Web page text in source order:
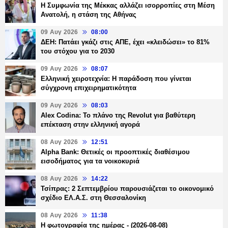
Η Συμφωνία της Μέκκας αλλάζει ισορροπίες στη Μέση
Ανατολή, η στάση της Αθήνας
09 Αυγ 2026 08:00
ΔΕΗ: Πατάει γκάζι στις ΑΠΕ, έχει «κλειδώσει» το 81%
του στόχου για το 2030
09 Αυγ 2026 08:07
Ελληνική χειροτεχνία: Η παράδοση που γίνεται
σύγχρονη επιχειρηματικότητα
09 Αυγ 2026 08:03
Alex Codina: Το πλάνο της Revolut για βαθύτερη
επέκταση στην ελληνική αγορά
08 Αυγ 2026 12:51
Alpha Bank: Θετικές οι προοπτικές διαθέσιμου
εισοδήματος για τα νοικοκυριά
08 Αυγ 2026 14:22
Τσίπρας: 2 Σεπτεμβρίου παρουσιάζεται το οικονομικό
σχέδιο ΕΛ.Α.Σ. στη Θεσσαλονίκη
08 Αυγ 2026 11:38
Η φωτογραφία της ημέρας - (2026-08-08)